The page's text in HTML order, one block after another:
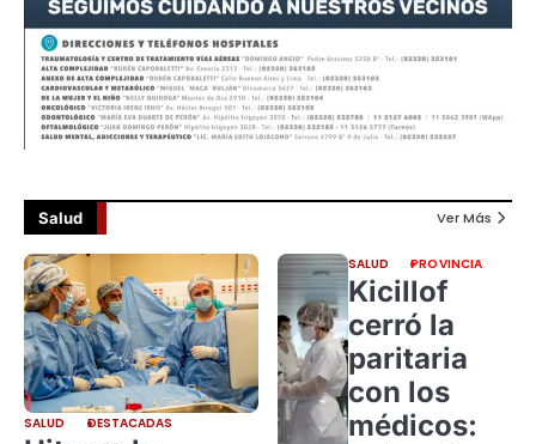
Salud Ver Más
SALUD DESTACADAS
SALUD PROVINCIA
Kicillof
cerró la
paritaria
con los
médicos: